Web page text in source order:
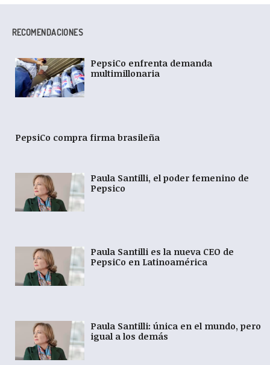
RECOMENDACIONES
PepsiCo enfrenta demanda
multimillonaria
PepsiCo compra firma brasileña
Paula Santilli, el poder femenino de
Pepsico
Paula Santilli es la nueva CEO de
PepsiCo en Latinoamérica
Paula Santilli: única en el mundo, pero
igual a los demás